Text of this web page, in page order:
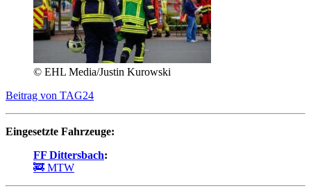
© EHL Media/Justin Kurowski
Beitrag von TAG24
Eingesetzte Fahrzeuge:
FF Dittersbach:
🚒 MTW